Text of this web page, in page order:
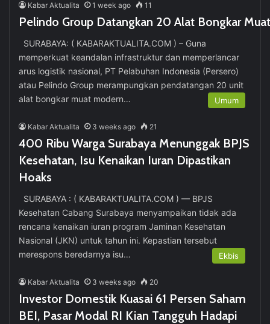
Kabar Aktualita 1 week ago 11
Pelindo Group Datangkan 20 Alat Bongkar
SURABAYA: ( KABARAKTUALITA.COM ) – Guna
memperkuat keandalan infrastruktur dan memperlancar
arus logistik nasional, PT Pelabuhan Indonesia (Persero)
atau Pelindo Group merampungkan pendatangan 20 unit
alat bongkar muat modern…
Umum
Kabar Aktualita 3 weeks ago 21
400 Ribu Warga Surabaya Menunggak BPJS
Kesehatan, Isu Kenaikan Iuran Dipastikan
Hoaks
SURABAYA : ( KABARAKTUALITA.COM ) — BPJS
Kesehatan Cabang Surabaya menyampaikan tidak ada
rencana kenaikan iuran program Jaminan Kesehatan
Nasional (JKN) untuk tahun ini. Kepastian tersebut
merespons beredarnya isu…
Ekbis
Kabar Aktualita 3 weeks ago 20
Investor Domestik Kuasai 61 Persen Saham
BEI, Pasar Modal RI Kian Tangguh Hadapi